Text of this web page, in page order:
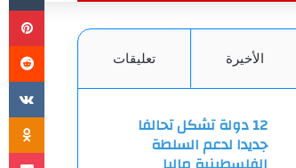
الأخيرة تعليقات
12 دولة تشكل تحالفا
جديدا لدعم السلطة